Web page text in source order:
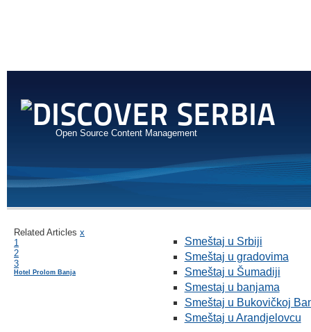
Open Source Content Management
Related Articles x
1
2
3
Hotel Prolom Banja
Smeštaj u Srbiji
Smeštaj u gradovima
Smeštaj u Šumadiji
Smestaj u banjama
Smeštaj u Bukovičkoj
Smeštaj u Arandjelovcu